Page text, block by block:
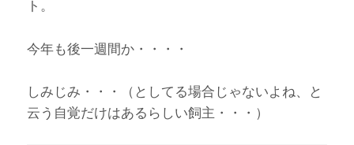
ト。
今年も後一週間か・・・・
しみじみ・・・（としてる場合じゃないよね、と
云う自覚だけはあるらしい飼主・・・）